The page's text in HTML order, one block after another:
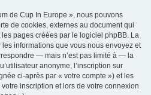
de Cup In Europe », nous pouvons
de cookies, externes au document qui
pages créées par le logiciel phpBB. La
informations que vous nous envoyez et
— mais n’est pas limité à — la
anonyme, l’inscription sur
ci-après par « votre compte ») et les
inscription et lors de votre connexion